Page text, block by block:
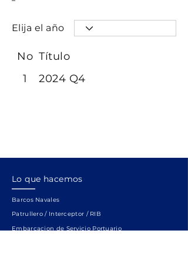
Elija el año
No Título
1
2024 Q4
Lo que hacemos
Barcos Navales
Patrullero / Interceptor / RIB
Embarcacion de Servicio Portuario